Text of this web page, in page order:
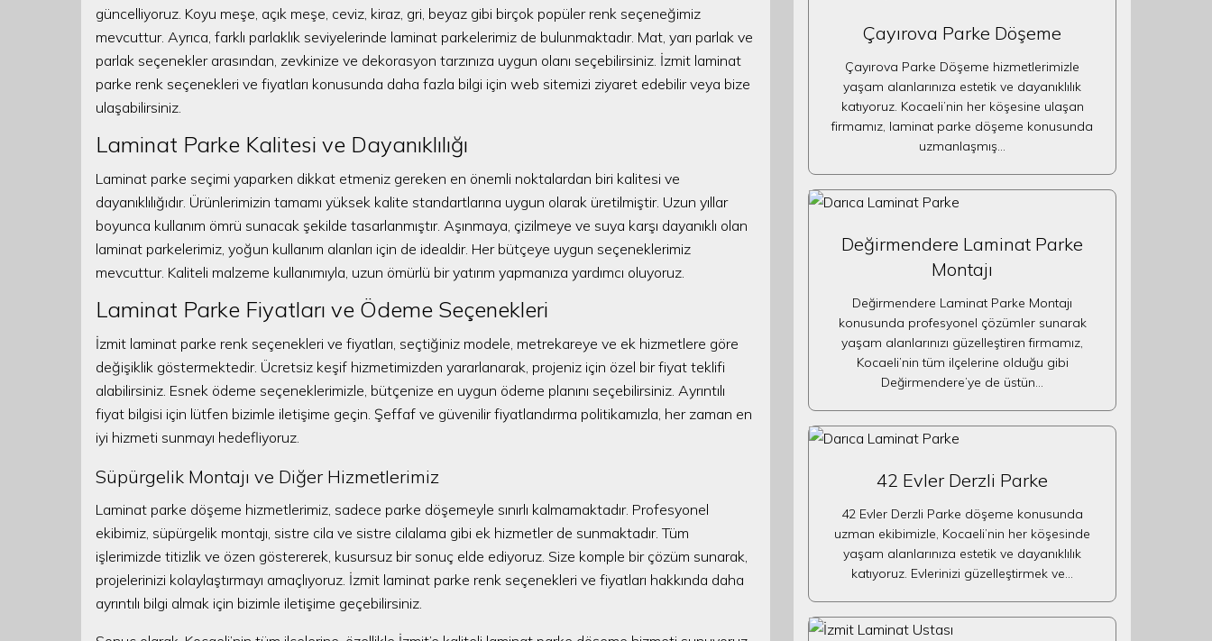
güncelliyoruz. Koyu meşe, açık meşe, ceviz, kiraz, gri, beyaz gibi birçok popüler renk seçeneğimiz
mevcuttur. Ayrıca, farklı parlaklık seviyelerinde laminat parkelerimiz de bulunmaktadır. Mat, yarı parlak ve
parlak seçenekler arasından, zevkinize ve dekorasyon tarzınıza uygun olanı seçebilirsiniz. İzmit laminat
parke renk seçenekleri ve fiyatları konusunda daha fazla bilgi için web sitemizi ziyaret edebilir veya bize
ulaşabilirsiniz.
Laminat Parke Kalitesi ve Dayanıklılığı
Laminat parke seçimi yaparken dikkat etmeniz gereken en önemli noktalardan biri kalitesi ve
dayanıklılığıdır. Ürünlerimizin tamamı yüksek kalite standartlarına uygun olarak üretilmiştir. Uzun yıllar
boyunca kullanım ömrü sunacak şekilde tasarlanmıştır. Aşınmaya, çizilmeye ve suya karşı dayanıklı olan
laminat parkelerimiz, yoğun kullanım alanları için de idealdir. Her bütçeye uygun seçeneklerimiz
mevcuttur. Kaliteli malzeme kullanımıyla, uzun ömürlü bir yatırım yapmanıza yardımcı oluyoruz.
Laminat Parke Fiyatları ve Ödeme Seçenekleri
İzmit laminat parke renk seçenekleri ve fiyatları, seçtiğiniz modele, metrekareye ve ek hizmetlere göre
değişiklik göstermektedir. Ücretsiz keşif hizmetimizden yararlanarak, projeniz için özel bir fiyat teklifi
alabilirsiniz. Esnek ödeme seçeneklerimizle, bütçenize en uygun ödeme planını seçebilirsiniz. Ayrıntılı
fiyat bilgisi için lütfen bizimle iletişime geçin. Şeffaf ve güvenilir fiyatlandırma politikamızla, her zaman en
iyi hizmeti sunmayı hedefliyoruz.
Süpürgelik Montajı ve Diğer Hizmetlerimiz
Laminat parke döşeme hizmetlerimiz, sadece parke döşemeyle sınırlı kalmamaktadır. Profesyonel
ekibimiz, süpürgelik montajı, sistre cila ve sistre cilalama gibi ek hizmetler de sunmaktadır. Tüm
işlerimizde titizlik ve özen göstererek, kusursuz bir sonuç elde ediyoruz. Size komple bir çözüm sunarak,
projelerinizi kolaylaştırmayı amaçlıyoruz. İzmit laminat parke renk seçenekleri ve fiyatları hakkında daha
ayrıntılı bilgi almak için bizimle iletişime geçebilirsiniz.
Çayırova Parke Döşeme
Çayırova Parke Döşeme hizmetlerimizle
yaşam alanlarınıza estetik ve dayanıklılık
katıyoruz. Kocaeli’nin her köşesine ulaşan
firmamız, laminat parke döşeme konusunda
uzmanlaşmış…
Değirmendere Laminat Parke
Montajı
Değirmendere Laminat Parke Montajı
konusunda profesyonel çözümler sunarak
yaşam alanlarınızı güzelleştiren firmamız,
Kocaeli’nin tüm ilçelerine olduğu gibi
Değirmendere’ye de üstün…
42 Evler Derzli Parke
42 Evler Derzli Parke döşeme konusunda
uzman ekibimizle, Kocaeli’nin her köşesinde
yaşam alanlarınıza estetik ve dayanıklılık
katıyoruz. Evlerinizi güzelleştirmek ve…